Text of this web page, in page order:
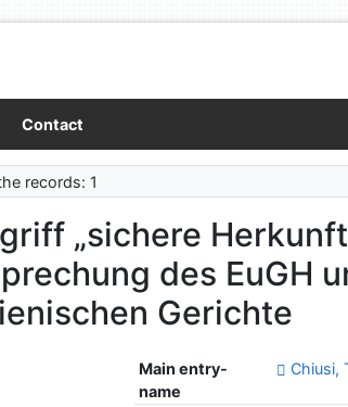
Contact
records: 1
„sichere
des EuGH
Gerichte
Main entry-
name
Chiusi,